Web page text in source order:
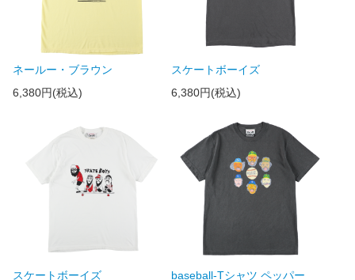
ネールー・ブラウン
6,380円(税込)
スケートボーイズ
6,380円(税込)
スケートボーイズ
baseball-Tシャツ ペッパー